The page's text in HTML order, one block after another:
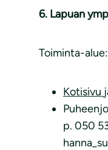
6. Lapuan
Toiminta-
Kotisivu
p. 050